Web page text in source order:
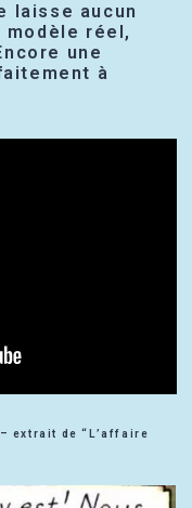
laisse aucun
modèle réel,
une
à
extrait de “L’affaire